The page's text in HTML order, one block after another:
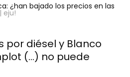
¿han bajado los precios en las
| eju!
por diésel y Blanco
(…) no puede